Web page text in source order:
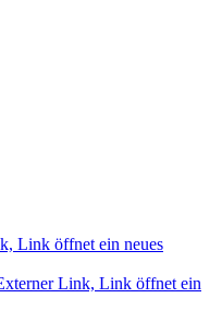
Link öffnet ein neues
Link, Link öffnet ein